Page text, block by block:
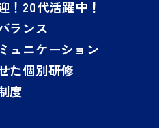
！20代活躍中！
ュニケーション
ランス
た個別研修
度